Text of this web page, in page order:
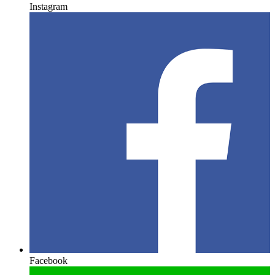
Instagram
Facebook